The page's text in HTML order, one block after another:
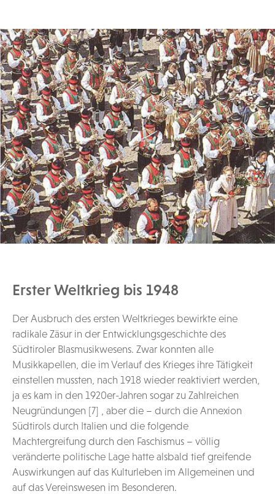
Erster Weltkrieg bis 1948
Der Ausbruch des ersten Weltkrieges bewirkte eine
radikale Zäsur in der Entwicklungsgeschichte des
Südtiroler Blasmusikwesens. Zwar konnten alle
Musikkapellen, die im Verlauf des Krieges ihre Tätigkeit
einstellen mussten, nach 1918 wieder reaktiviert werden,
ja es kam in den 1920er-Jahren sogar zu Zahlreichen
Neugründungen [7] , aber die – durch die Annexion
Südtirols durch Italien und die folgende
Machtergreifung durch den Faschismus – völlig
veränderte politische Lage hatte alsbald tief greifende
Auswirkungen auf das Kulturleben im Allgemeinen und
auf das Vereinswesen im Besonderen.